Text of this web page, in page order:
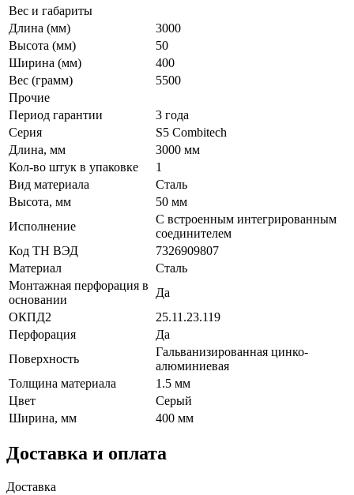
Вес и габариты
Длина (мм)
3000
Высота (мм)
50
Ширина (мм)
400
Вес (грамм)
5500
Прочие
Период гарантии
3 года
Серия
S5 Combitech
Длина, мм
3000 мм
Кол-во штук в упаковке
1
Вид материала
Сталь
Высота, мм
50 мм
Исполнение
С встроенным интегрированным
соединителем
Код ТН ВЭД
7326909807
Материал
Сталь
Монтажная перфорация в
основании
Да
ОКПД2
25.11.23.119
Перфорация
Да
Поверхность
Гальванизированная цинко-
алюминиевая
Толщина материала
1.5 мм
Цвет
Серый
Ширина, мм
400 мм
Доставка и оплата
Доставка